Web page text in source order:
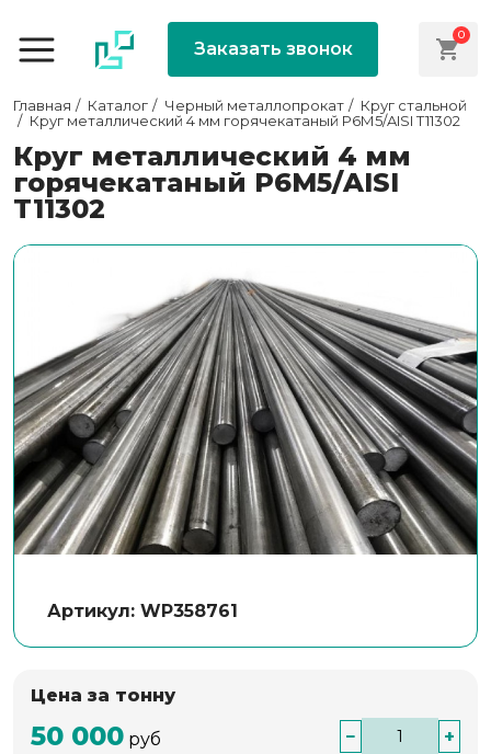
Заказать звонок
0
Главная Каталог Черный металлопрокат
Круг стальной
Круг металлический 4 мм горячекатаный Р6М5/AISI T11302
Круг металлический 4 мм
горячекатаный Р6М5/AISI
T11302
Артикул: WP358761
Цена за тонну
50 000 руб − +